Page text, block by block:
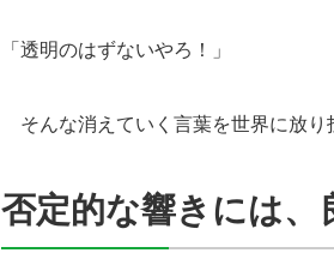
「透明のはずないやろ！」
そんな消えていく言葉を世界に放り
否定的な響きには、